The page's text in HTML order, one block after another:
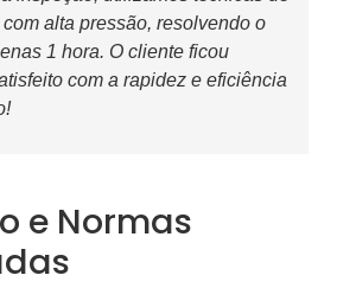
alta pressão, resolvendo o
1 hora. O cliente ficou
com a rapidez e eficiência
e Normas